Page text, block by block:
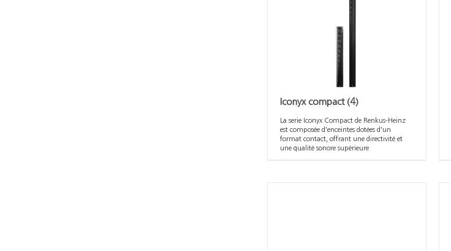
Iconyx compact (4)
La serie Iconyx Compact de Renkus-Heinz
est composée d'enceintes dotées d'un
format contact, offrant une directivité et
une qualité sonore supérieure